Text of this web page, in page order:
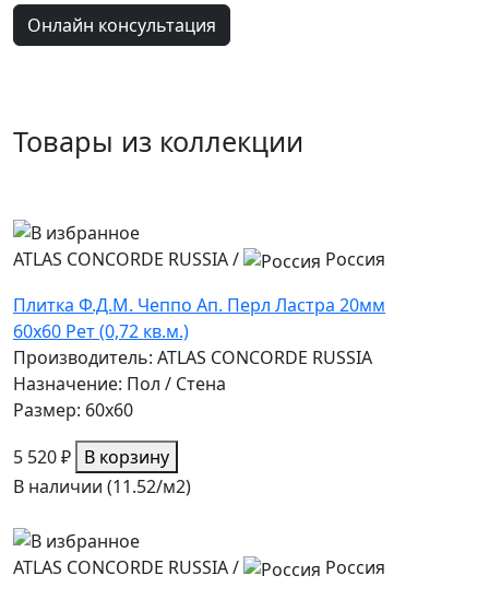
Онлайн консультация
Товары из коллекции
ATLAS CONCORDE RUSSIA/
Россия
Плитка Ф.Д.М. Чеппо Ап. Перл Ластра 20мм
60х60 Рет (0,72 кв.м.)
Производитель: ATLAS CONCORDE RUSSIA
Назначение: Пол / Стена
Размер: 60x60
5 520 ₽ В корзину
В наличии (11.52/м2)
ATLAS CONCORDE RUSSIA/
Россия